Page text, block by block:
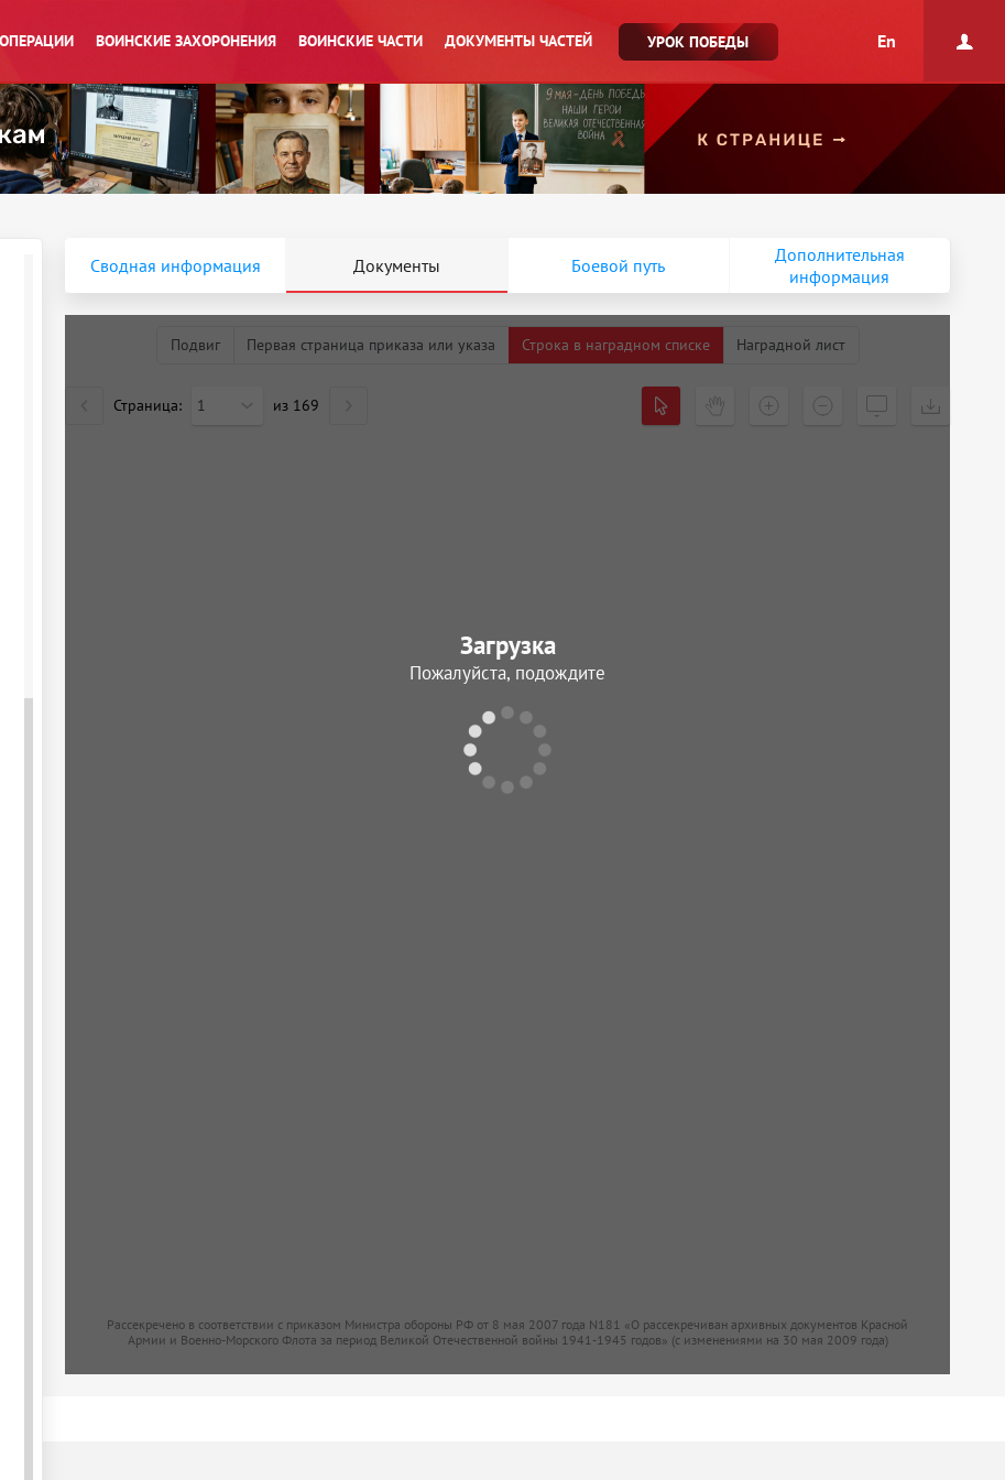
ВОИНСКИЕ ЗАХОРОНЕНИЯ ВОИНСКИЕ ЧАСТИ ДОКУМЕНТЫ ЧАСТЕЙ УРОК ПОБЕДЫ En
Сводная информация Документы Боевой путь
Дополнительная
информация
Подвиг Первая страница приказа или указа Строка в наградном списке Наградной лист
Страница: 1 из 169
Рассекречено в соответствии с приказом Министра обороны РФ от 8 мая 2007 года N181 «О рассекречиван архивных документов Красной
Армии и Военно-Морского Флота за период Великой Отечественной войны 1941-1945 годов» (с изменениями на 30 мая 2009 года)
Загрузка
Пожалуйста, подождите